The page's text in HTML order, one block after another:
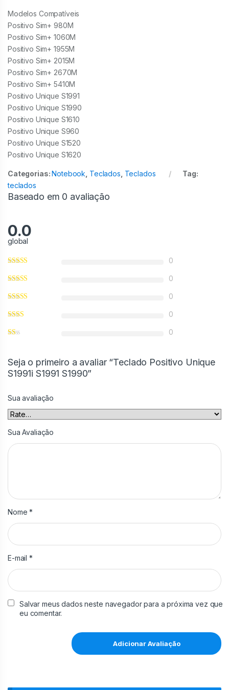
Modelos Compatíveis
Positivo Sim+ 980M
Positivo Sim+ 1060M
Positivo Sim+ 1955M
Positivo Sim+ 2015M
Positivo Sim+ 2670M
Positivo Sim+ 5410M
Positivo Unique S1991
Positivo Unique S1990
Positivo Unique S1610
Positivo Unique S960
Positivo Unique S1520
Positivo Unique S1620
Categorias:Notebook Teclados Teclados
Tag:
teclados
Baseado em 0 avaliação
0.0
global
0
0
0
0
0
Seja o primeiro a avaliar “Teclado Positivo Unique
S1991i S1991 S1990”
Sua avaliação
Sua Avaliação
Nome*
E-mail*
Salvar meus dados neste navegador para a próxima vez que
eu comentar.